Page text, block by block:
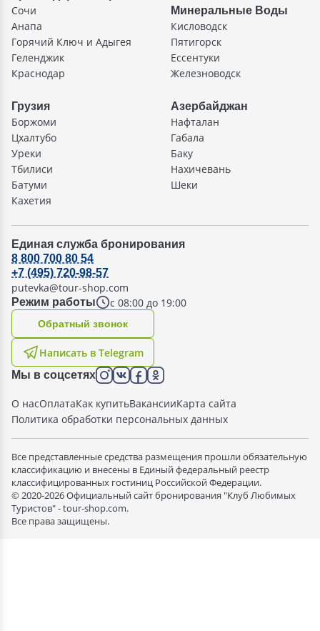
Сочи
Анапа
Горячий Ключ и Адыгея
Геленджик
Краснодар
Минеральные Воды
Кисловодск
Пятигорск
Ессентуки
Железноводск
Грузия
Боржоми
Цхалтубо
Уреки
Тбилиси
Батуми
Кахетия
Азербайджан
Нафталан
Габала
Баку
Нахичевань
Шеки
Единая служба бронирования
Режим работы с 08:00 до 19:00
8 800 700 80 54
+7 (495) 720-98-57
putevka@tour-shop.com
Написать в Telegram
Oбратный звонок
Мы в соцсетях
О насОплатаКак купитьВакансииКарта сайта
Политика обработки персональных данных
Все представленные средства размещения прошли обязательную
классификацию и внесены в Единый федеральный реестр
классифицированных гостиниц Российской Федерации.
© 2020-2026 Официальный сайт бронирования "Клуб Любимых
Туристов" - tour-shop.com.
Все права защищены.